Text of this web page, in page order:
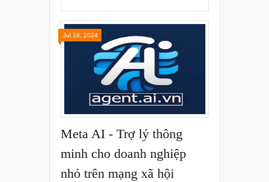
Meta AI - Trợ lý thông
minh cho doanh nghiệp
nhỏ trên mạng xã hội
Jul 18, 2024